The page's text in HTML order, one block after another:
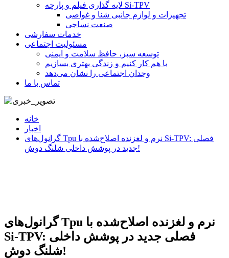
لایه گذاری فیلم و پارچه Si-TPV
تجهیزات و لوازم جانبی شنا و غواصی
صنعت نساجی
خدمات سفارشی
مسئولیت اجتماعی
توسعه سبز، حافظ سلامت و ایمنی
با هم کار کنیم و زندگی بهتری بسازیم
وجدان اجتماعی را نشان می‌دهد
تماس با ما
خانه
اخبار
گرانول‌های Tpu نرم و لغزنده اصلاح‌شده با Si-TPV: فصلی
جدید در پوشش داخلی شلنگ دوش!
گرانول‌های Tpu نرم و لغزنده اصلاح‌شده با
Si-TPV: فصلی جدید در پوشش داخلی
شلنگ دوش!